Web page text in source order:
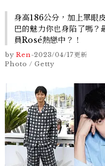
身高186公分，加上單眼
巴的魅力你也身陷了嗎
員Rosé熱戀中？！
by Ren-2023/04/17更新
Photo / Getty